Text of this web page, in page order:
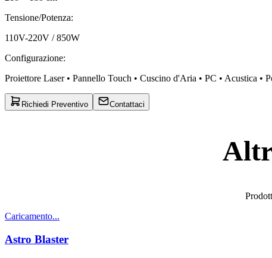
Tensione/Potenza:
110V-220V / 850W
Configurazione:
Proiettore Laser • Pannello Touch • Cuscino d'Aria • PC • Acustica •
Richiedi Preventivo Contattaci
Caricamento...
Astro Blaster